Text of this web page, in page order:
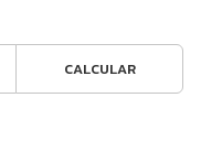
CALCULAR